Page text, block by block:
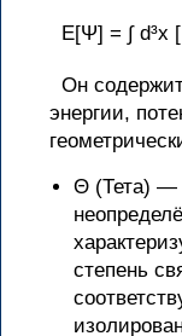
E[Ψ] = ∫ d³x
Он
энергии,
Θ (Тета) —
степень